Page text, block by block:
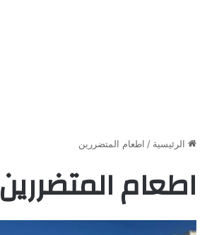
الرئيسية / اطعام المتضررين
اطعام المتضررين